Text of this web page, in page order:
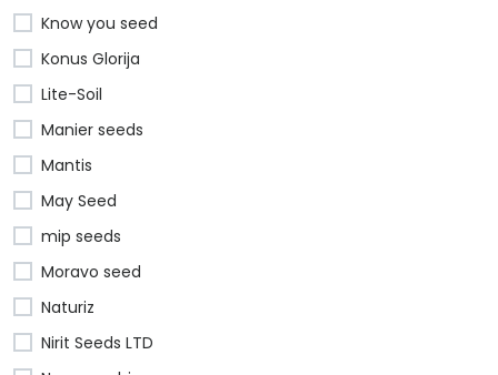
Know you seed
Konus Glorija
Lite-Soil
Manier seeds
Mantis
May Seed
mip seeds
Moravo seed
Naturiz
Nirit Seeds LTD